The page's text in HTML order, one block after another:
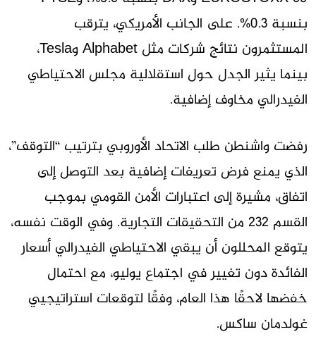
بنسبة 0.3%. على الجانب الأمريكي، يترقب
المستثمرون نتائج شركات مثل Alphabet وTesla،
بينما يثير الجدل حول استقلالية مجلس الاحتياطي
الفيدرالي مخاوف إضافية.
رفضت واشنطن طلب الاتحاد الأوروبي بترتيب “التوقف”،
الذي يمنع فرض تعريفات إضافية بعد التوصل إلى
اتفاق، مشيرة إلى اعتبارات الأمن القومي بموجب
القسم 232 من التحقيقات التجارية. وفي الوقت نفسه،
يتوقع المحللون أن يبقي الاحتياطي الفيدرالي أسعار
الفائدة دون تغيير في اجتماع يوليو، مع احتمال
خفضها لاحقًا هذا العام، وفقًا لتوقعات استراتيجيي
غولدمان ساكس.